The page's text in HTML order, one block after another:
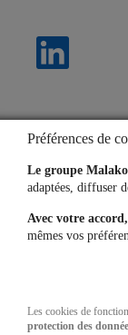
Préférences de
Le groupe
adaptées, diffuser
Avec votre
mêmes vos
Les cookies de
protection des